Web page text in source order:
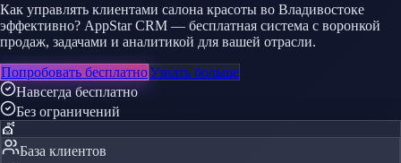
Как управлять клиентами салона красоты во Владивостоке
эффективно? AppStar CRM — бесплатная система с воронкой
продаж, задачами и аналитикой для вашей отрасли.
Попробовать бесплатноУзнать больше
Навсегда бесплатно
Без ограничений
💇
База клиентов